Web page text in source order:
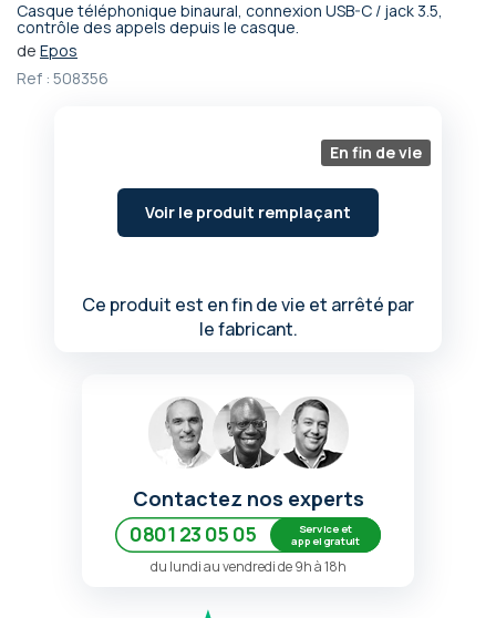
Casque téléphonique binaural, connexion USB-C / jack 3.5,
contrôle des appels depuis le casque.
de Epos
Ref : 508356
En fin de vie
Voir le produit remplaçant
Ce produit est en fin de vie et arrêté par
le fabricant.
Passer
au
début
de
Contactez nos experts
0801 23 05 05
Service et
appel gratuit
du lundi au vendredi de 9h à 18h